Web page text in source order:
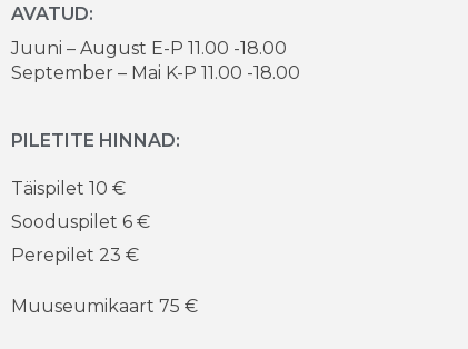
AVATUD:
Juuni – August E-P 11.00 -18.00
September – Mai K-P 11.00 -18.00
PILETITE HINNAD:
Täispilet 10 €
Sooduspilet 6 €
Perepilet 23 €
Muuseumikaart 75 €